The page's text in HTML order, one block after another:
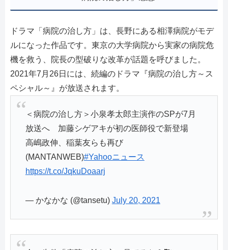
ドラマ「病院の治し方」は、長野にある相澤病院がモデ
ルになった作品です。東京の大学病院から実家の病院危
機を救う、院長の型破りな改革が話題を呼びました。
2021年7月26日には、続編のドラマ『病院の治し方～ス
ペシャル～』が放送されます。
＜病院の治し方＞小泉孝太郎主演作のSPが7月
放送へ 加藤シゲアキが初の医師役で新登場
高嶋政伸、稲葉友らも再び
(MANTANWEB)#Yahooニュース
https://t.co/JqkuDoaarj
— かなかな (@tansetu) July 20, 2021